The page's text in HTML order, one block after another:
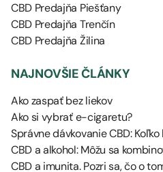
CBD Predajňa Piešťany
CBD Predajňa Trenčín
CBD Predajňa Žilina
NAJNOVŠIE ČLÁNKY
Ako zaspať bez liekov
Ako si vybrať e-cigaretu?
Správne dávkovanie CBD:
CBD a alkohol: Môžu sa
CBD a imunita. Pozri sa, čo o